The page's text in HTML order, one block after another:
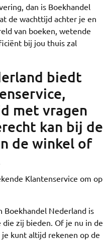
dan is Boekhandel
de wachttijd achter je en
van boeken, wetende
bij jou thuis zal
biedt
met vragen
kan bij de
de winkel of
Klantenservice om op
Boekhandel Nederland is
zij bieden. Of je nu in de
kunt altijd rekenen op de